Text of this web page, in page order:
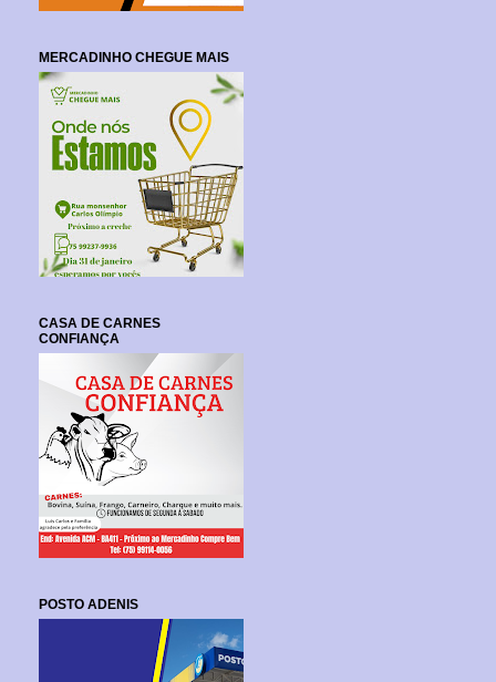
MERCADINHO CHEGUE MAIS
CASA DE CARNES
CONFIANÇA
POSTO ADENIS